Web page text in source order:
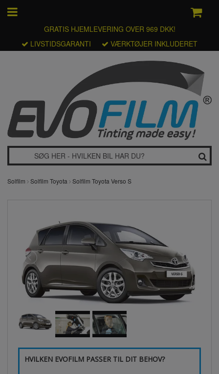
GRATIS HJEMLEVERING OVER 969 DKK!
LIVSTIDSGARANTI
VÆRKTØJER INKLUDERET
Solfilm Solfilm Toyota Solfilm Toyota Verso S
HVILKEN EVOFILM PASSER TIL DIT BEHOV?